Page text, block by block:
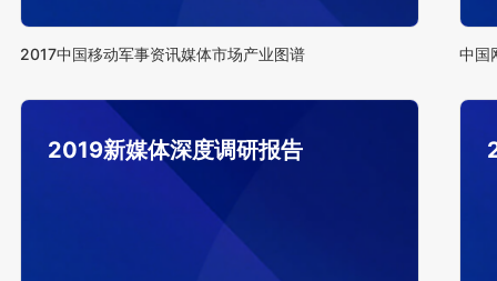
2017中国移动军事资讯媒体市场产业图谱
2019新媒体深度调研报告